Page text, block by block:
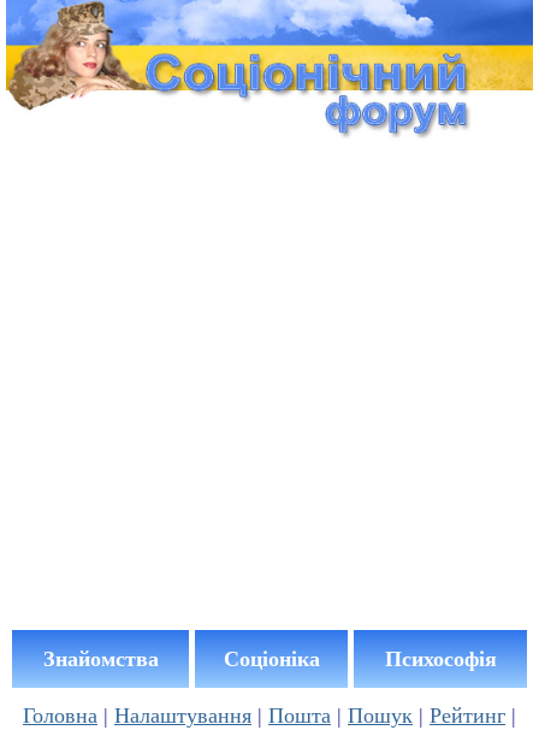
Знайомства Соціоніка Психософія
Головна | Налаштування | Пошта | Пошук | Рейтинг |